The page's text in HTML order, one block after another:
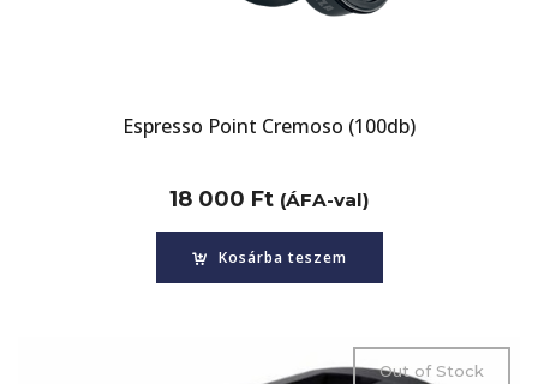
Espresso Point Cremoso (100db)
18 000 Ft (ÁFA-val)
Kosárba teszem
Out of Stock